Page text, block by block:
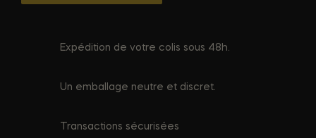
Expédition de votre colis sous 48h.
Un emballage neutre et discret.
Transactions sécurisées